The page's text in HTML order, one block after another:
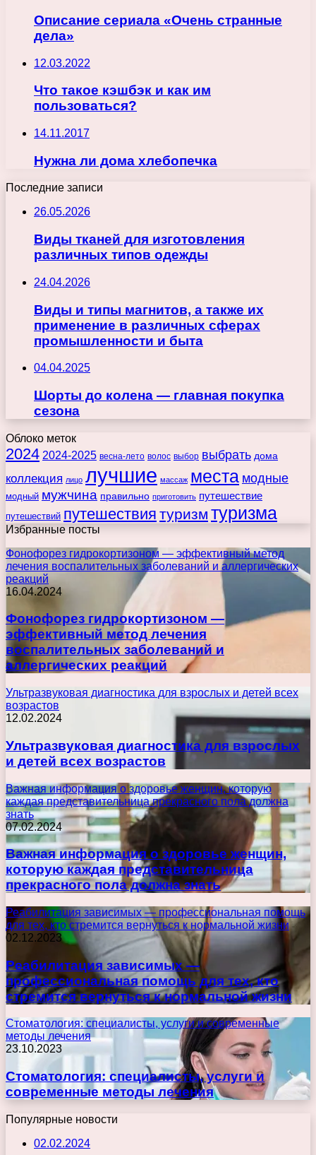
Описание сериала «Очень странные
дела»
12.03.2022
Что такое кэшбэк и как им
пользоваться?
14.11.2017
Нужна ли дома хлебопечка
Последние записи
26.05.2026
Виды тканей для изготовления
различных типов одежды
24.04.2026
Виды и типы магнитов, а также их
применение в различных сферах
промышленности и быта
04.04.2025
Шорты до колена — главная покупка
сезона
Облоко меток
2024 2024-2025 весна-лето волос выбор выбрать дома
коллекция лицо лучшие массаж места модные
модный мужчина правильно приготовить путешествие
путешествий путешествия туризм туризма
Избранные посты
Фонофорез гидрокортизоном — эффективный метод
лечения воспалительных заболеваний и аллергических
реакций
16.04.2024
Фонофорез гидрокортизоном —
эффективный метод лечения
воспалительных заболеваний и
аллергических реакций
Ультразвуковая диагностика для взрослых и детей всех
возрастов
12.02.2024
Ультразвуковая диагностика для взрослых
и детей всех возрастов
Важная информация о здоровье женщин, которую
каждая представительница прекрасного пола должна
знать
07.02.2024
Важная информация о здоровье женщин,
которую каждая представительница
прекрасного пола должна знать
Реабилитация зависимых — профессиональная помощь
для тех, кто стремится вернуться к нормальной жизни
02.12.2023
Реабилитация зависимых —
профессиональная помощь для тех, кто
стремится вернуться к нормальной жизни
Стоматология: специалисты, услуги и современные
методы лечения
23.10.2023
Стоматология: специалисты, услуги и
современные методы лечения
Популярные новости
02.02.2024